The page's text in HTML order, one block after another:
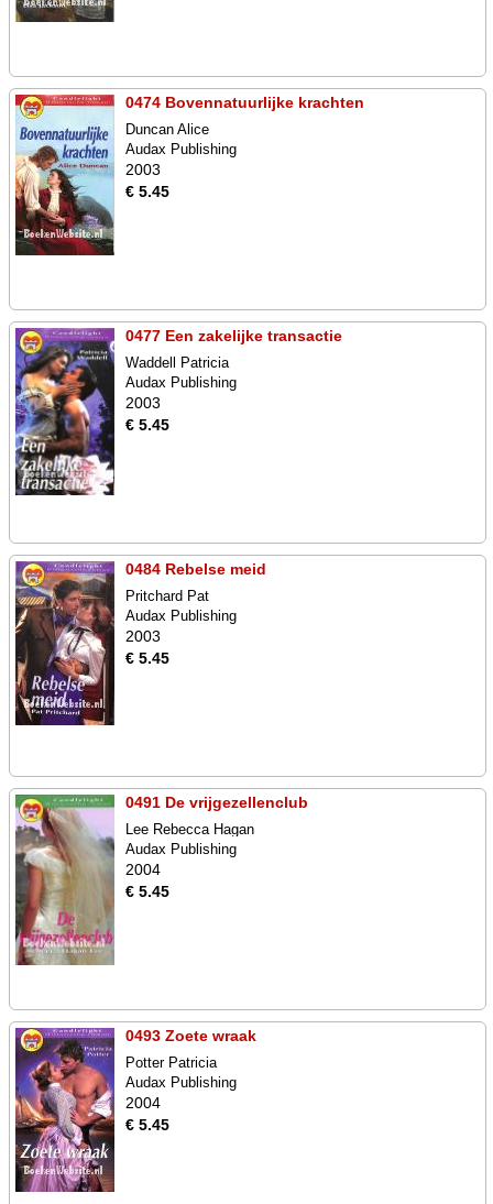
0474 Bovennatuurlijke krachten
Duncan Alice
Audax Publishing
2003
€ 5.45
0477 Een zakelijke transactie
Waddell Patricia
Audax Publishing
2003
€ 5.45
0484 Rebelse meid
Pritchard Pat
Audax Publishing
2003
€ 5.45
0491 De vrijgezellenclub
Lee Rebecca Hagan
Audax Publishing
2004
€ 5.45
0493 Zoete wraak
Potter Patricia
Audax Publishing
2004
€ 5.45